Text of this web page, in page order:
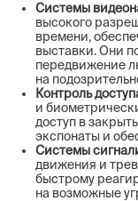
Системы
высокого
времени,
выставки. Они
передвижение
на
Контроль
и
доступ в
экспонаты и
Системы
движения и
быстрому
на возможные